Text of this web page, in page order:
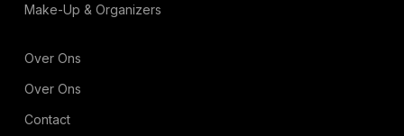
Make-Up & Organizers
Over Ons
Over Ons
Contact